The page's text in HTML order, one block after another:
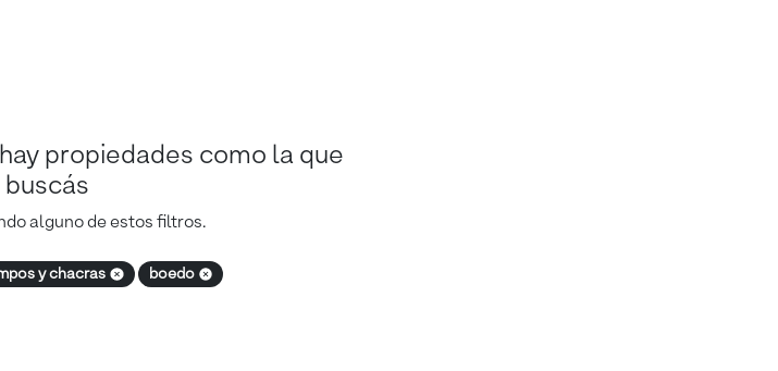
propiedades como la que
buscás
alguno de estos filtros.
y chacras boedo